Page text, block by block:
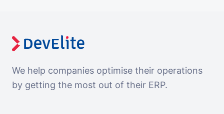
We help companies optimise their operations
by getting the most out of their ERP.